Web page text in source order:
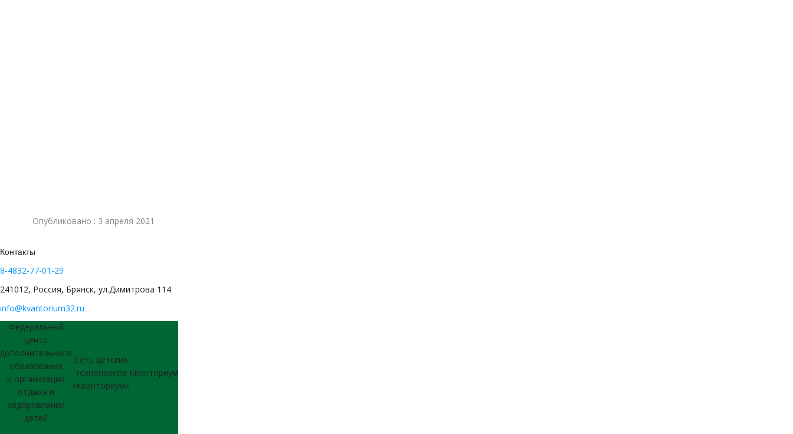
Опубликовано : 3 апреля 2021
Контакты
8-4832-77-01-29
241012, Россия, Брянск, ул.Димитрова 114
info@kvantorium32.ru
Федеральный
центр
дополнительного
образования
и организации
отдыха и
оздоровления
детей
Сеть детских
технопарков
«Кванториум»
Кванториум